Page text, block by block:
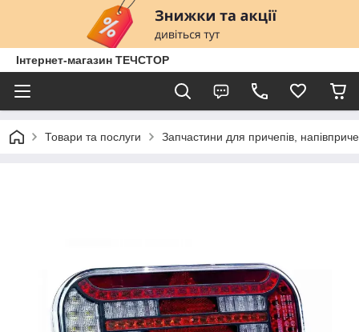
Інтернет-магазин ТЕЧСТОР
Товари та послуги Запчастини для причепів,